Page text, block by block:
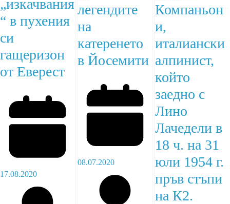
„изкачвания
“ в пухения
си
гащеризон
от Еверест
17.08.2020
легендите
на
катеренето
в Йосемити
08.07.2020
Компаньон
и,
италиански
алпинист,
който
заедно с
Лино
Лачедели в
18 ч. на 31
юли 1954 г.
пръв стъпи
на К2.